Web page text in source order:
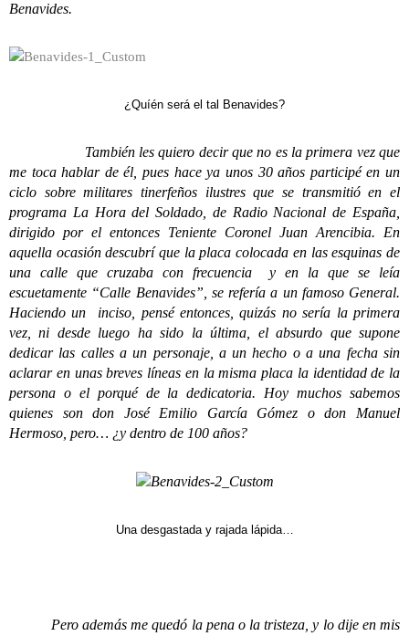
Benavides.
¿Quíén será el tal Benavides?
También les quiero decir que no es la primera vez que
me toca hablar de él, pues hace ya unos 30 años participé en un
ciclo sobre militares tinerfeños ilustres que se transmitió en el
programa La Hora del Soldado, de Radio Nacional de España,
dirigido por el entonces Teniente Coronel Juan Arencibia. En
aquella ocasión descubrí que la placa colocada en las esquinas de
una calle que cruzaba con frecuencia y en la que se leía
escuetamente “Calle Benavides”, se refería a un famoso General.
Haciendo un inciso, pensé entonces, quizás no sería la primera
vez, ni desde luego ha sido la última, el absurdo que supone
dedicar las calles a un personaje, a un hecho o a una fecha sin
aclarar en unas breves líneas en la misma placa la identidad de la
persona o el porqué de la dedicatoria. Hoy muchos sabemos
quienes son don José Emilio García Gómez o don Manuel
Hermoso, pero… ¿y dentro de 100 años?
Una desgastada y rajada lápida…
Pero además me quedó la pena o la tristeza, y lo dije en mis